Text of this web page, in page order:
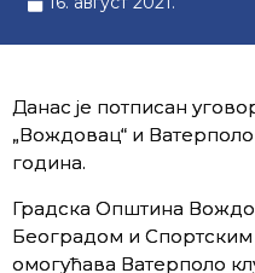
Данас је потписан
„Вождовац“ и
година.
Градска Општина
Београдом и
омогућава Ватерполо